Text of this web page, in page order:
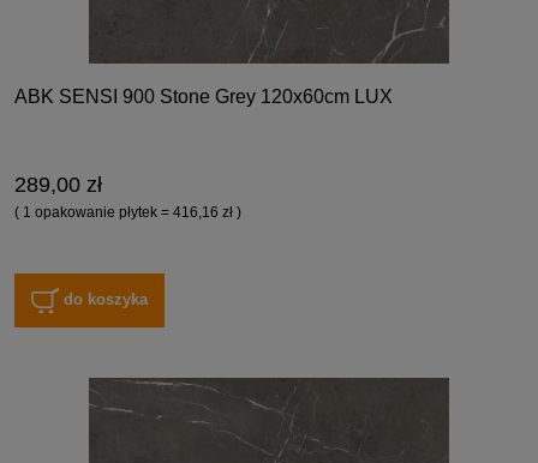
ABK SENSI 900 Stone Grey 120x60cm LUX
289,00 zł
( 1 opakowanie płytek = 416,16 zł )
do koszyka